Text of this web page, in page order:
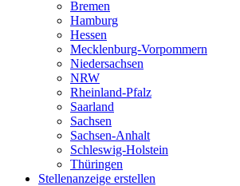
Bremen
Hamburg
Hessen
Mecklenburg-Vorpommern
Niedersachsen
NRW
Rheinland-Pfalz
Saarland
Sachsen
Sachsen-Anhalt
Schleswig-Holstein
Thüringen
Stellenanzeige erstellen